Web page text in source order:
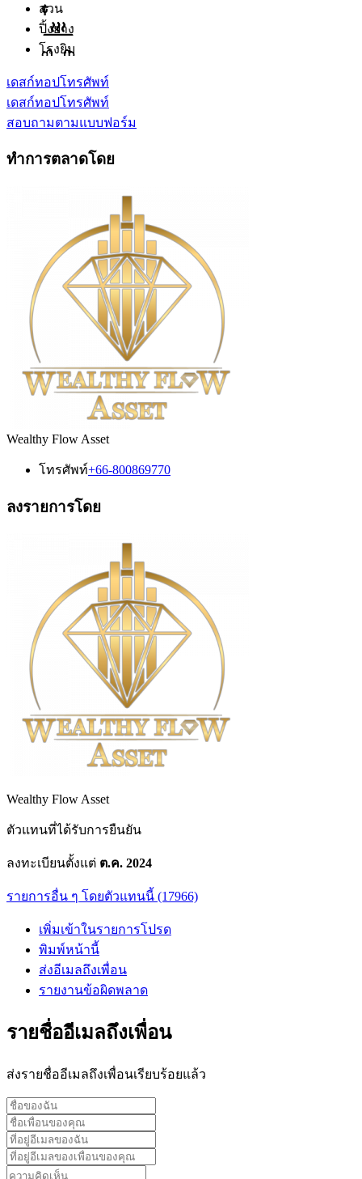
สวน
ปิ้งย่าง
โรงยิม
เดสก์ทอปโทรศัพท์
เดสก์ทอปโทรศัพท์
สอบถามตามแบบฟอร์ม
ทำการตลาดโดย
Wealthy Flow Asset
โทรศัพท์+66-800869770
ลงรายการโดย
Wealthy Flow Asset
ตัวแทนที่ได้รับการยืนยัน
ลงทะเบียนตั้งแต่ ต.ค. 2024
รายการอื่น ๆ โดยตัวแทนนี้ (17966)
เพิ่มเข้าในรายการโปรด
พิมพ์หน้านี้
ส่งอีเมลถึงเพื่อน
รายงานข้อผิดพลาด
รายชื่ออีเมลถึงเพื่อน
ส่งรายชื่ออีเมลถึงเพื่อนเรียบร้อยแล้ว